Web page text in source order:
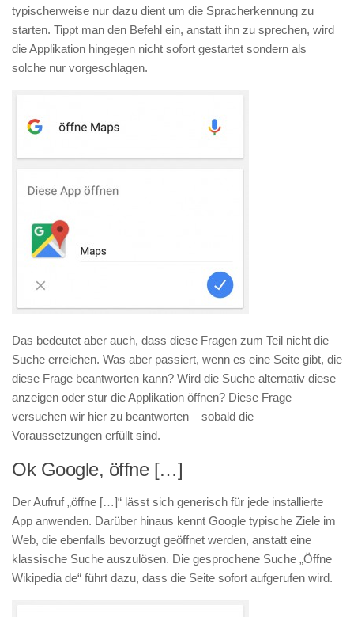
typischerweise nur dazu dient um die Spracherkennung zu
starten. Tippt man den Befehl ein, anstatt ihn zu sprechen, wird
die Applikation hingegen nicht sofort gestartet sondern als
solche nur vorgeschlagen.
Das bedeutet aber auch, dass diese Fragen zum Teil nicht die
Suche erreichen. Was aber passiert, wenn es eine Seite gibt, die
diese Frage beantworten kann? Wird die Suche alternativ diese
anzeigen oder stur die Applikation öffnen? Diese Frage
versuchen wir hier zu beantworten – sobald die
Voraussetzungen erfüllt sind.
Ok Google, öffne […]
Der Aufruf „öffne […]“ lässt sich generisch für jede installierte
App anwenden. Darüber hinaus kennt Google typische Ziele im
Web, die ebenfalls bevorzugt geöffnet werden, anstatt eine
klassische Suche auszulösen. Die gesprochene Suche „Öffne
Wikipedia de“ führt dazu, dass die Seite sofort aufgerufen wird.